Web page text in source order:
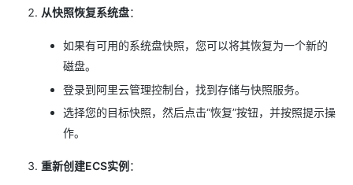
从快照恢复系统盘：
如果有可用的系统盘快照，您可以将其恢复为一个新的
磁盘。
登录到阿里云管理控制台，找到存储与快照服务。
选择您的目标快照，然后点击“恢复”按钮，并按照提示操
作。
重新创建ECS实例 ：